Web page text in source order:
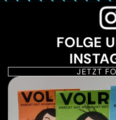
FOLGE
JETZT